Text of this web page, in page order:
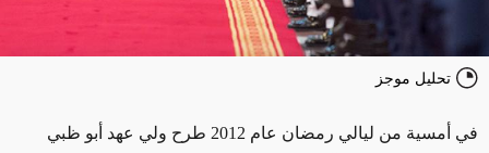
تحليل موجز
في أمسية من ليالي رمضان عام 2012 طرح ولي عهد أبو ظبي